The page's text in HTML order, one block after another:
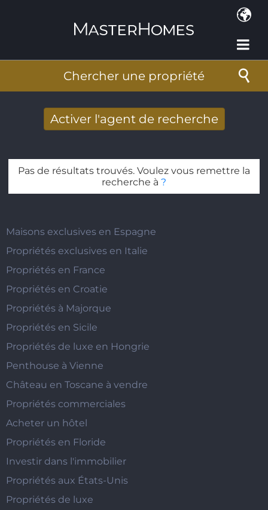
Chercher une propriété
Activer l'agent de recherche
Adresse de courriel
Pas de résultats trouvés. Voulez vous remettre la
recherche à ?
Maisons exclusives en Espagne
Propriétés exclusives en Italie
Propriétés en France
Propriétés en Croatie
Propriétés à Majorque
Propriétés en Sicile
Propriétés de luxe en Hongrie
Penthouse à Vienne
Château en Toscane à vendre
Propriétés commerciales
Acheter un hôtel
Propriétés en Floride
Investir dans l'immobilier
Propriétés aux États-Unis
Propriétés de luxe